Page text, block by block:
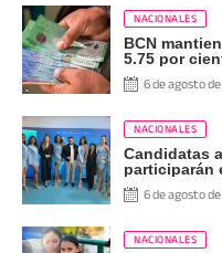
NACIONALES
BCN
5.75 por
6 de agosto
NACIONALES
Candidatas
participarán
Artes,6 de agosto
NACIONALES